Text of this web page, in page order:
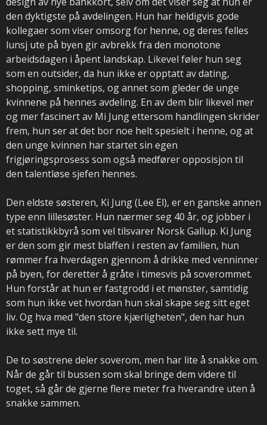
den dyktigste på avdelingen. Hun har heldigvis gode
kollegaer som viser omsorg for henne, og deres felles
lunsj ute på byen gir avbrekk fra den monotone
arbeidsdagen i åpent landskap. Likevel føler hun seg
som en outsider, da hun ikke er opptatt av dating,
shopping, sminketips, og annet som gleder de unge
kvinnene på hennes avdeling. En av dem blir likevel mer
og mer fascinert av Mi Jung ettersom handlingen skrider
frem, hun ser at det bor noe helt spesielt i henne, og at
den unge kvinnen har startet sin egen
frigjøringsprosess som også medfører opposisjon til
den talentløse sjefen hennes.
Den eldste søsteren, Ki Jung (Lee El), er en ganske annen
type enn lillesøster. Hun nærmer seg 40 år, og jobber i
et statistikkbyrå som vel tilsvarer Norsk Gallup. Ki Jung
er den som gir mest blaffen i resten av familien, hun
rømmer fra hverdagen gjennom å drikke med venninner
på byen, for deretter å gråte i timesvis på soverommet.
Hun forstår at hun er fastgrodd i et mønster, samtidig
som hun ikke vet hvordan hun skal skape seg sitt eget
liv. Og hva med "den store kjærligheten", den har hun
ikke sett mye til.
De to søstrene deler soverom, men har lite å snakke om.
Når de går til bussen som skal bringe dem videre til
toget, så går de gjerne flere meter fra hverandre uten å
snakke sammen.